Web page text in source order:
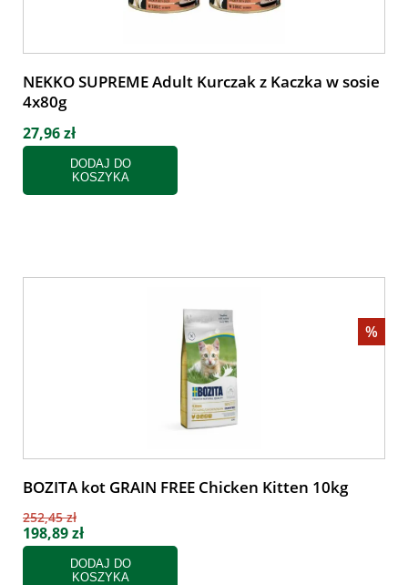
NEKKO SUPREME Adult Kurczak z Kaczka w sosie
4x80g
27,96 zł
DODAJ DO
KOSZYKA
%
BOZITA kot GRAIN FREE Chicken Kitten 10kg
252,45 zł
198,89 zł
DODAJ DO
KOSZYKA